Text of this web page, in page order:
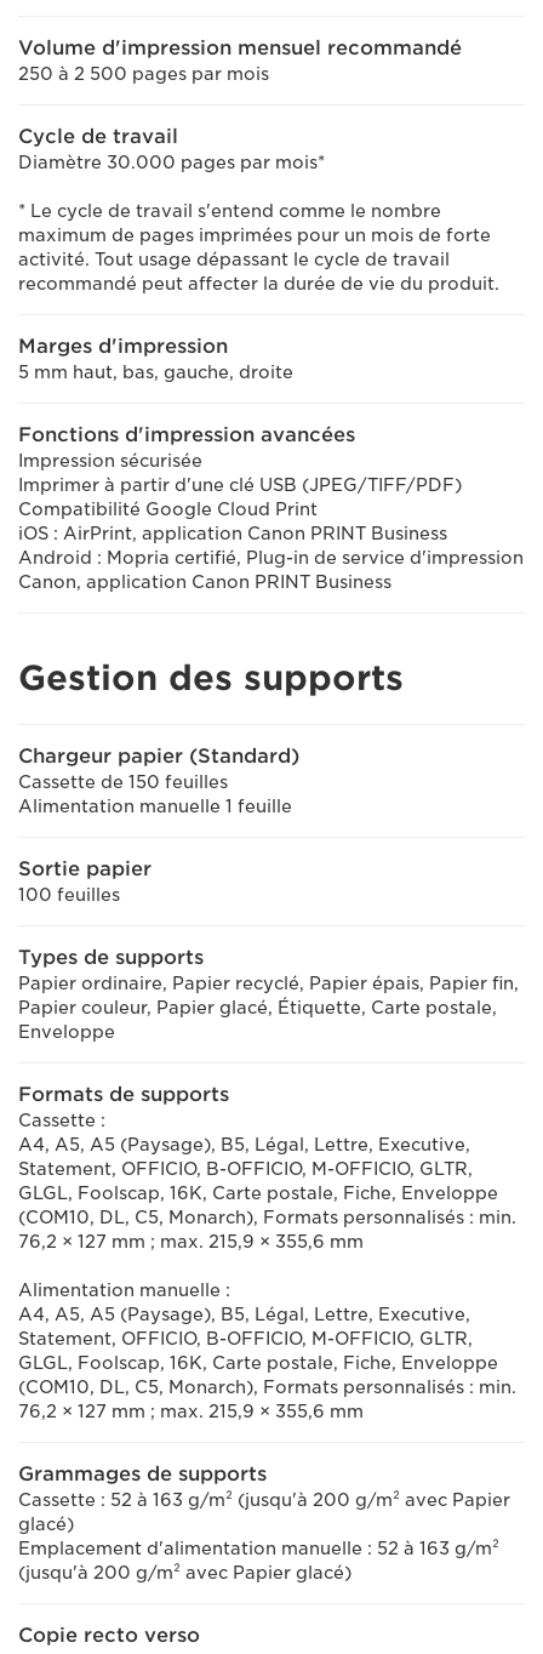
Volume d'impression mensuel recommandé
250 à 2 500 pages par mois
Cycle de travail
Diamètre 30.000 pages par mois*
* Le cycle de travail s'entend comme le nombre
maximum de pages imprimées pour un mois de forte
activité. Tout usage dépassant le cycle de travail
recommandé peut affecter la durée de vie du produit.
Marges d'impression
5 mm haut, bas, gauche, droite
Fonctions d'impression avancées
Impression sécurisée
Imprimer à partir d'une clé USB (JPEG/TIFF/PDF)
Compatibilité Google Cloud Print
iOS : AirPrint, application Canon PRINT Business
Android : Mopria certifié, Plug-in de service d'impression
Canon, application Canon PRINT Business
Gestion des supports
Chargeur papier (Standard)
Cassette de 150 feuilles
Alimentation manuelle 1 feuille
Sortie papier
100 feuilles
Types de supports
Papier ordinaire, Papier recyclé, Papier épais, Papier fin,
Papier couleur, Papier glacé, Étiquette, Carte postale,
Enveloppe
Formats de supports
Cassette :
A4, A5, A5 (Paysage), B5, Légal, Lettre, Executive,
Statement, OFFICIO, B-OFFICIO, M-OFFICIO, GLTR,
GLGL, Foolscap, 16K, Carte postale, Fiche, Enveloppe
(COM10, DL, C5, Monarch), Formats personnalisés : min.
76,2 × 127 mm ; max. 215,9 × 355,6 mm
Alimentation manuelle :
A4, A5, A5 (Paysage), B5, Légal, Lettre, Executive,
Statement, OFFICIO, B-OFFICIO, M-OFFICIO, GLTR,
GLGL, Foolscap, 16K, Carte postale, Fiche, Enveloppe
(COM10, DL, C5, Monarch), Formats personnalisés : min.
76,2 × 127 mm ; max. 215,9 × 355,6 mm
Grammages de supports
Cassette : 52 à 163 g/m² (jusqu'à 200 g/m² avec Papier
glacé)
Emplacement d'alimentation manuelle : 52 à 163 g/m²
(jusqu'à 200 g/m² avec Papier glacé)
Copie recto verso